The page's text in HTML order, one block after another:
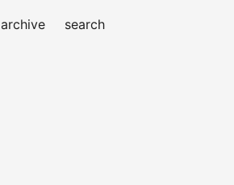
archive search